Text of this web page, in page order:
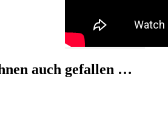
auch gefallen …